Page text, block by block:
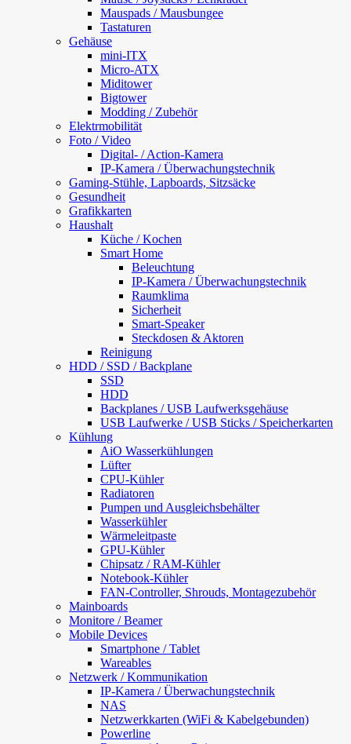
Mauspads / Mausbungee
Tastaturen
Gehäuse
mini-ITX
Micro-ATX
Miditower
Bigtower
Modding / Zubehör
Elektrmobilität
Foto / Video
Digital- / Action-Kamera
IP-Kamera / Überwachungstechnik
Gaming-Stühle, Lapboards, Sitzsäcke
Gesundheit
Grafikkarten
Haushalt
Küche / Kochen
Smart Home
Beleuchtung
IP-Kamera / Überwachungstechnik
Raumklima
Sicherheit
Smart-Speaker
Steckdosen & Aktoren
Reinigung
HDD / SSD / Backplane
SSD
HDD
Backplanes / USB Laufwerksgehäuse
USB Laufwerke / USB Sticks / Speicherkarten
Kühlung
AiO Wasserkühlungen
Lüfter
CPU-Kühler
Radiatoren
Pumpen und Ausgleichsbehälter
Wasserkühler
Wärmeleitpaste
GPU-Kühler
Chipsatz / RAM-Kühler
Notebook-Kühler
FAN-Controller, Shrouds, Montagezubehör
Mainboards
Monitore / Beamer
Mobile Devices
Smartphone / Tablet
Wareables
Netzwerk / Kommunikation
IP-Kamera / Überwachungstechnik
NAS
Netzwerkkarten (WiFi & Kabelgebunden)
Powerline